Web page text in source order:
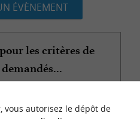
ÉVÈNEMENT
les critères de
vous autorisez le dépôt de